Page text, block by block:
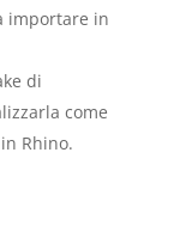
importare in
di
come
Rhino.